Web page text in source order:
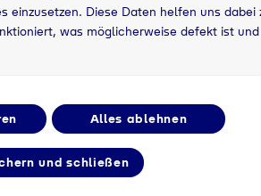
Tycon 18; Typ 10;
einzusetzen. Diese Daten helfen uns dabei
was möglicherweise defekt ist
Alles ablehnen
und schließen